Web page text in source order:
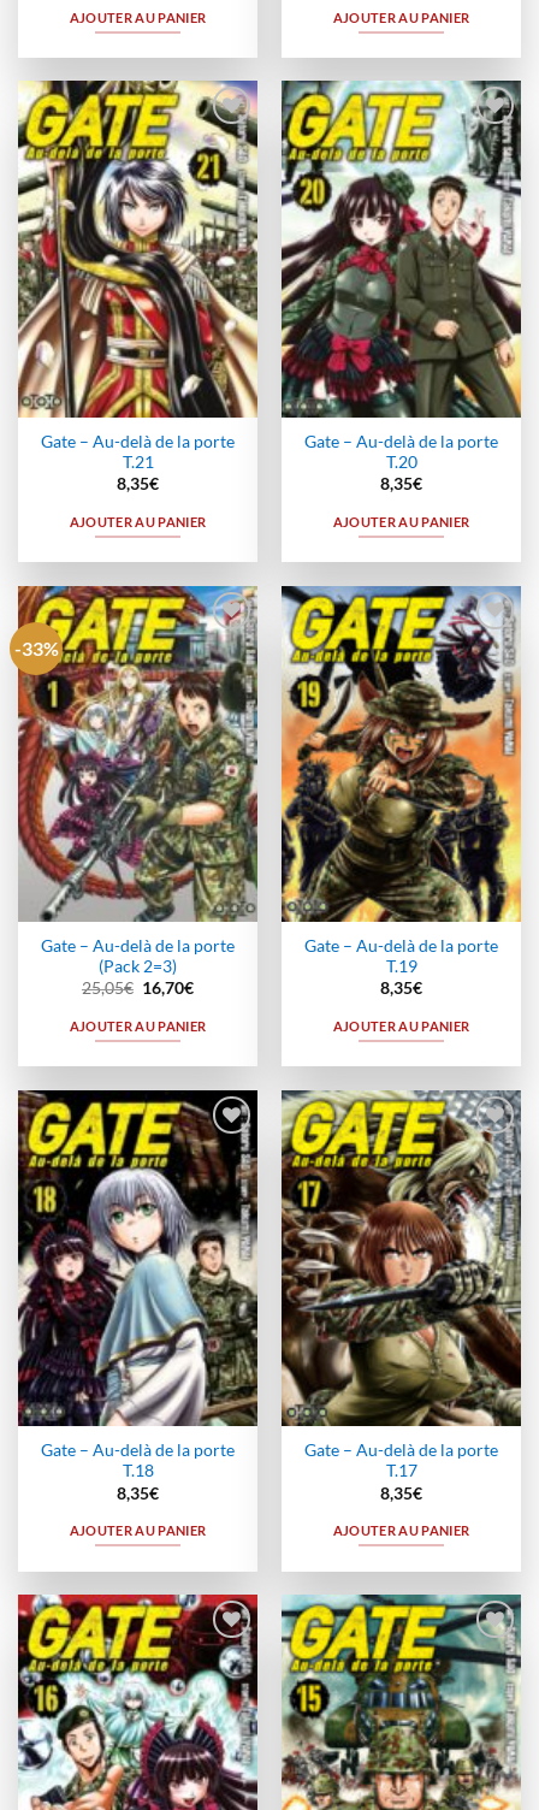
AJOUTER AU PANIER AJOUTER AU PANIER
Ajouter
à la
wishlist
Gate – Au-delà de la porte
T.21
8,35€
AJOUTER AU PANIER
Ajouter
à la
wishlist
Gate – Au-delà de la porte
T.20
8,35€
AJOUTER AU PANIER
-33%
Ajouter
à la
wishlist
Gate – Au-delà de la porte
(Pack 2=3)
25,05€ Le
prix
initial
était :
16,70€Le
actuel
est :
AJOUTER AU PANIER
Ajouter
à la
wishlist
Gate – Au-delà de la porte
T.19
8,35€
AJOUTER AU PANIER
Ajouter
à la
wishlist
Gate – Au-delà de la porte
T.18
8,35€
AJOUTER AU PANIER
Ajouter
à la
wishlist
Gate – Au-delà de la porte
T.17
8,35€
AJOUTER AU PANIER
Ajouter
à la
wishlist
Ajouter
à la
wishlist